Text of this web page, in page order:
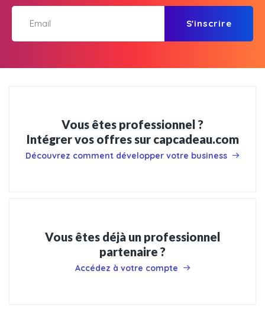
S'inscrire
Vous êtes professionnel ?
Intégrer vos offres sur capcadeau.com
Découvrez comment développer votre business
Vous êtes déjà un professionnel
partenaire ?
Accédez à votre compte